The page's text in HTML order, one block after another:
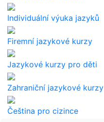
Individuální výuka jazyků
Firemní jazykové kurzy
Jazykové kurzy pro děti
Zahraniční jazykové kurzy
Čeština pro cizince